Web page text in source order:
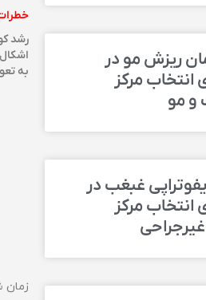
ریزش مو در
انتخاب مرکز
مو
غبغب در
انتخاب مرکز
رشد
به
زمان